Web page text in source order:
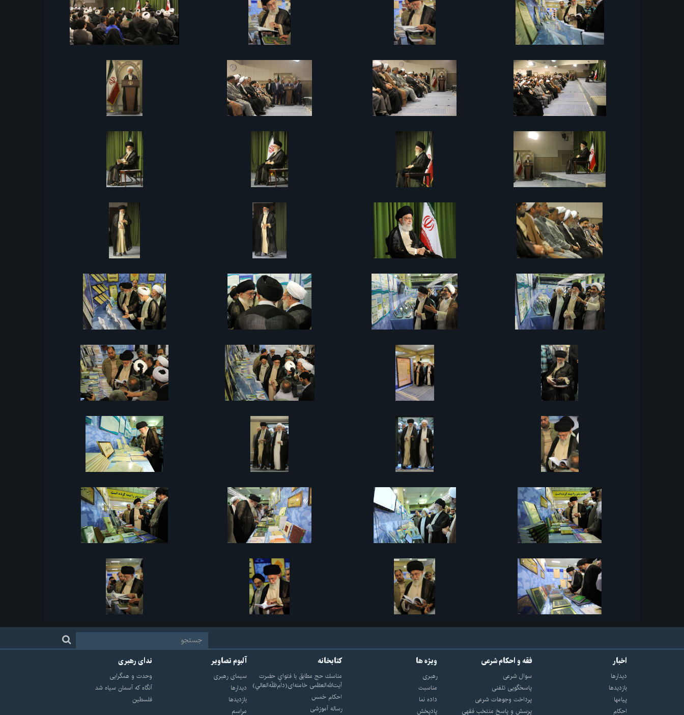
اخبار
دیدارها
بازديدها
پيامها
احكام
فقه و احکام شرعی
سوال شرعی
پاسخگویی تلفنی
پرداخت وجوهات شرعی
پرسش و پاسخ منتخب فقهی
ویژه ها
رهبری
مناسبت
داده نما
پادپخش
کتابخانه
مناسك حج مطابق با فتواي حضرت
آيت‌الله‌العظمى خامنه‌اى(دام‌ظلّه‌العالي)
احکام خمس
رساله آموزشی
آلبوم تصاویر
سيماى رهبرى
ديدارها
بازديدها
مراسم
ندای رهبری
وحدت و همگرایی
آنگاه که آسمان سیاه شد
فلسطین